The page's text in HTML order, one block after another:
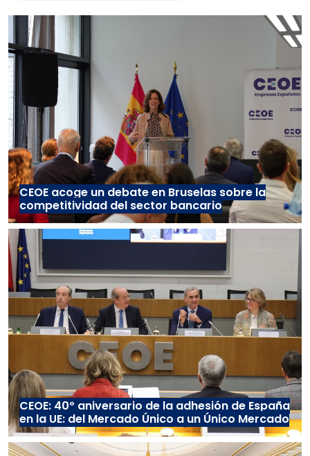
CEOE acoge un debate en Bruselas sobre la
competitividad del sector bancario
CEOE: 40º aniversario de la adhesión de España
en la UE: del Mercado Único a un Único Mercado